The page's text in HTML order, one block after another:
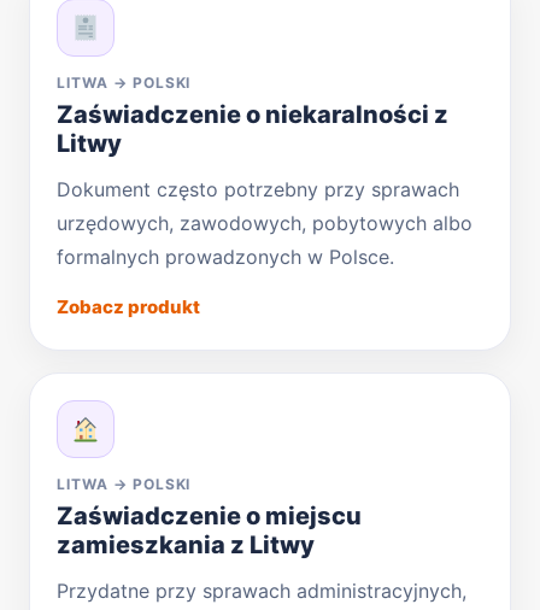
LITWA → POLSKI
Zaświadczenie o niekaralności z
Litwy
Dokument często potrzebny przy sprawach
urzędowych, zawodowych, pobytowych albo
formalnych prowadzonych w Polsce.
Zobacz produkt
LITWA → POLSKI
Zaświadczenie o miejscu
zamieszkania z Litwy
Przydatne przy sprawach administracyjnych,